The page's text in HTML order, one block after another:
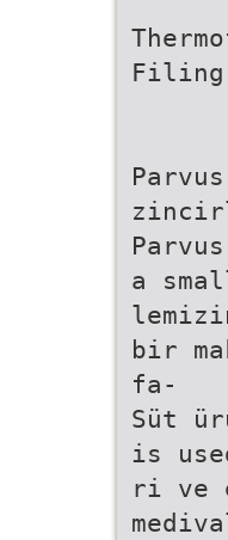
Filing
a
bir
fa-
Süt
is
ri ve